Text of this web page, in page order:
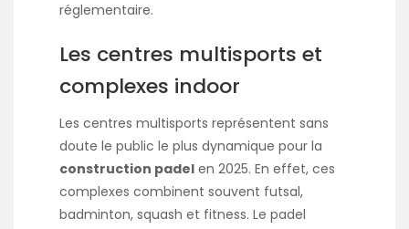
réglementaire.
Les centres multisports et
complexes indoor
Les centres multisports représentent sans
doute le public le plus dynamique pour la
construction padel en 2025. En effet, ces
complexes combinent souvent futsal,
badminton, squash et fitness. Le padel